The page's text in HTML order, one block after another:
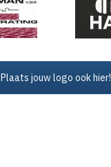
Plaats jouw logo ook hier!